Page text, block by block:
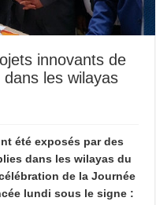
innovants de
les wilayas
été exposés par des
dans les wilayas du
de la Journée
lundi sous le signe :